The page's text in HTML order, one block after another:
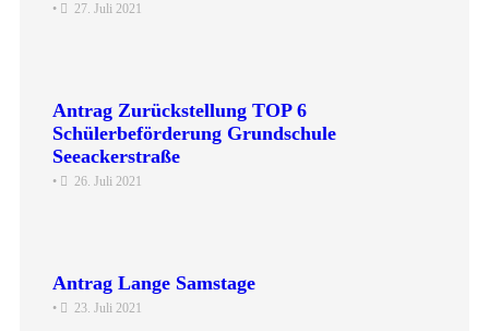
• 27. Juli 2021
Antrag Zurückstellung TOP 6
Schülerbeförderung Grundschule
Seeackerstraße
• 26. Juli 2021
Antrag Lange Samstage
• 23. Juli 2021